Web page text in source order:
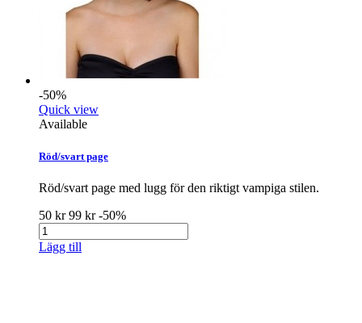
-50%
Quick view
Available
Röd/svart page
Röd/svart page med lugg för den riktigt vampiga stilen.
50 kr99 kr-50%
Lägg till